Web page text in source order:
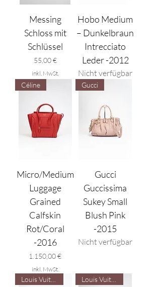
Messing
Schloss mit
Schlüssel
Preis
55,00 €
inkl. MwSt.
Hobo Medium
– Dunkelbraun
Intrecciato
Leder -2012
Nicht verfügbar
Céline
Micro/Medium
Luggage
Grained
Calfskin
Rot/Coral
-2016
Preis
1.150,00 €
inkl. MwSt.
Gucci
Gucci
Guccissima
Sukey Small
Blush Pink
-2015
Nicht verfügbar
Louis Vuitton